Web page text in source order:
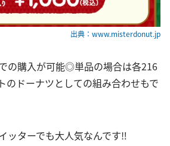
出典：www.misterdonut.jp
の購入が可能◎単品の場合は各216
のドーナツとしての組み合わせもで
ッターでも大人気なんです‼︎